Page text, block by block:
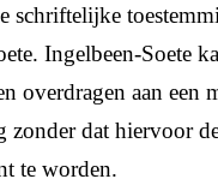
schriftelijke
Ingelbeen-Soete
overdragen aan een
zonder dat hiervoor
te worden.